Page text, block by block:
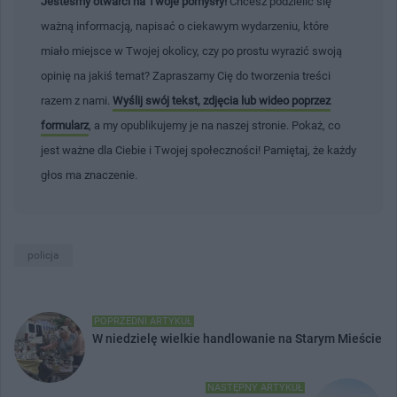
ważną informacją, napisać o ciekawym wydarzeniu, które
miało miejsce w Twojej okolicy, czy po prostu wyrazić swoją
opinię na jakiś temat? Zapraszamy Cię do tworzenia treści
razem z nami. Wyślij swój tekst, zdjęcia lub wideo poprzez
formularz , a my opublikujemy je na naszej stronie. Pokaż, co
jest ważne dla Ciebie i Twojej społeczności! Pamiętaj, że każdy
głos ma znaczenie.
policja
POPRZEDNI ARTYKUŁ
W niedzielę wielkie handlowanie na Starym Mieście
NASTĘPNY ARTYKUŁ